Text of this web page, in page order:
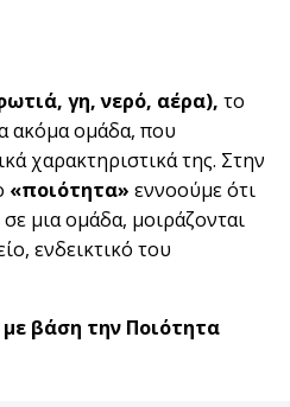
γη, νερό, αέρα), το
ακόμα ομάδα, που
χαρακτηριστικά της. Στην
«ποιότητα» εννοούμε ότι
μια ομάδα, μοιράζονται
ενδεικτικό του
με βάση την Ποιότητα